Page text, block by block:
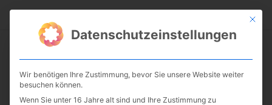
Mit
Datenschutzeinstellungen
Wir benötigen Ihre Zustimmung, bevor Sie unsere Website weiter
besuchen können.
Wenn Sie unter 16 Jahre alt sind und Ihre Zustimmung zu